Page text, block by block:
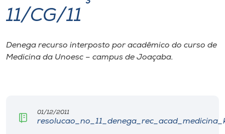
I.nova
Diplomados
CPA
11/CG/11
Denega recurso interposto por acadêmico do curso de
Medicina da Unoesc – campus de Joaçaba.
01/12/2011